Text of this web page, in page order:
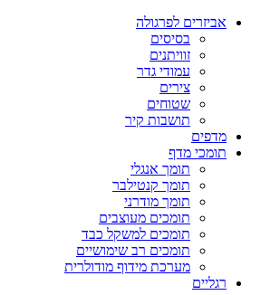
אביזרים לפרגולה
בסיסים
זוויתנים
עמודי גדר
צירים
שטוחים
תושבות קיר
מדפים
תומכי מדף
תומך אנגלי
תומך קנטילבר
תומך מודרני
תומכים מעוצבים
תומכים למשקל כבד
תומכים רב שימושיים
מערכת מידוף מודולרית
רגליים